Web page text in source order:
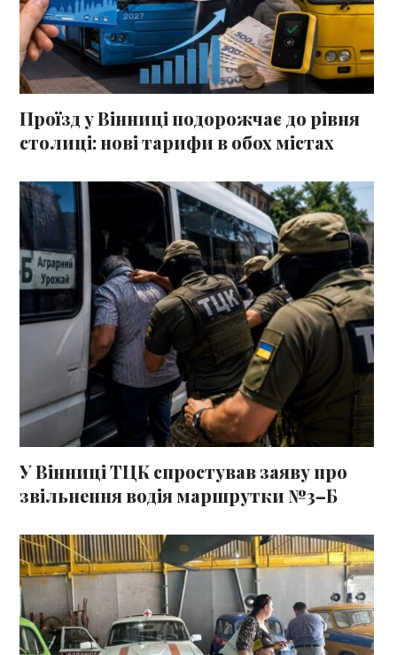
Проїзд у Вінниці подорожчає до рівня
столиці: нові тарифи в обох містах
У Вінниці ТЦК спростував заяву про
звільнення водія маршрутки №3–Б